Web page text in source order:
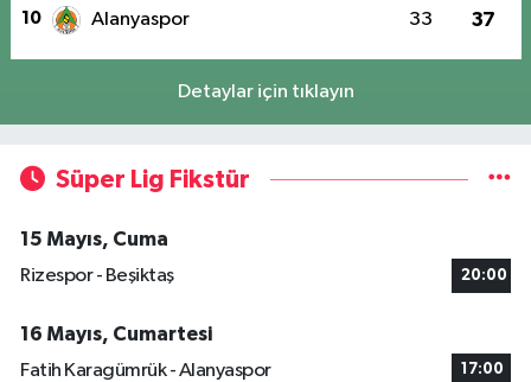
10 Alanyaspor 33 37
Detaylar için tıklayın
Süper Lig Fikstür
15 Mayıs, Cuma
Rizespor - Beşiktaş
20:00
16 Mayıs, Cumartesi
Fatih Karagümrük - Alanyaspor
17:00